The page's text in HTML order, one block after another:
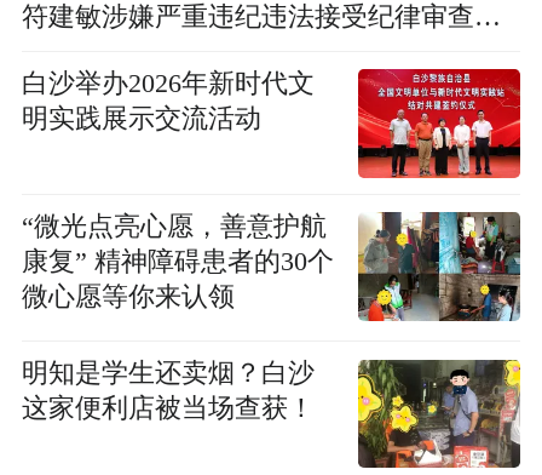
符建敏涉嫌严重违纪违法接受纪律审查和
白沙举办2026年新时代文
明实践展示交流活动
“微光点亮心愿，善意护航
康复” 精神障碍患者的30个
微心愿等你来认领
明知是学生还卖烟？白沙
这家便利店被当场查获！